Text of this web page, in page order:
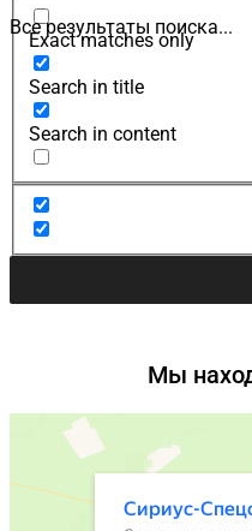
Все результаты поиска...
Exact matches only
Search in title
Search in content
Мы